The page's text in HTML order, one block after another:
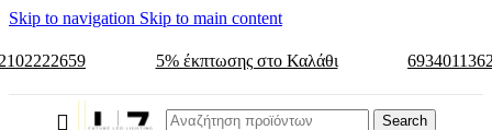
Skip to navigation Skip to main content
5% έκπτωσης στο Καλάθι
Search